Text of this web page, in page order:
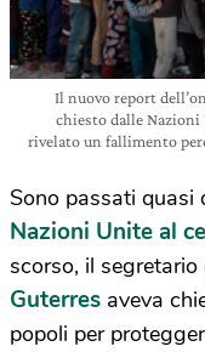
Il nuovo report
chiesto dalle Nazioni
rivelato un fallimento
Sono passati quasi
Nazioni Unite al
scorso, il segretario
Guterres aveva
popoli per